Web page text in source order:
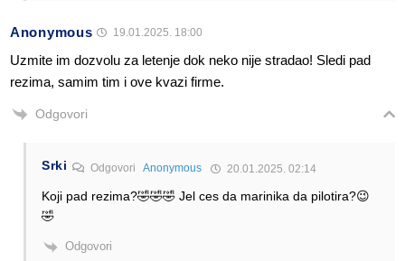
Anonymous 19.01.2025. 18:00
Uzmite im dozvolu za letenje dok neko nije stradao! Sledi pad
rezima, samim tim i ove kvazi firme.
Odgovori
Srki Odgovori Anonymous 20.01.2025. 02:14
Koji pad rezima?🤣🤣🤣 Jel ces da marinika da pilotira?😉
🤣
Odgovori